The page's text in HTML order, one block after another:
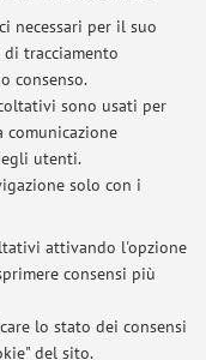
necessari per il suo
tracciamento
consenso.
sono usati per
comunicazione
utenti.
solo con i
attivando l'opzione
consensi più
lo stato dei consensi
del sito.
mappa
avvisi.